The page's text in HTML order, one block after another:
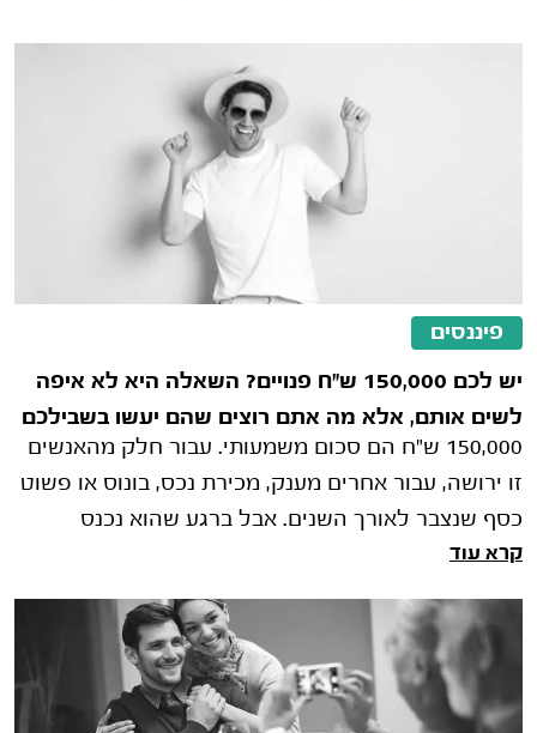
פיננסים
יש לכם 150,000 ש"ח פנויים? השאלה היא לא איפה
לשים אותם, אלא מה אתם רוצים שהם יעשו בשבילכם
150,000 ש"ח הם סכום משמעותי. עבור חלק מהאנשים
זו ירושה, עבור אחרים מענק, מכירת נכס, בונוס או פשוט
כסף שנצבר לאורך השנים. אבל ברגע שהוא נכנס
לחשבון הבנק, מתחילה ההתלבטות האמ
קרא עוד